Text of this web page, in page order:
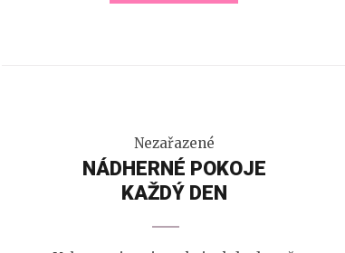
Nezařazené
NÁDHERNÉ POKOJE
KAŽDÝ DEN